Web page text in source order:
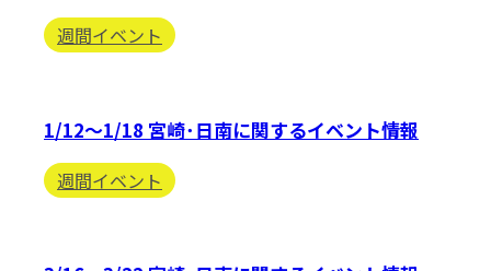
週間イベント
1/12〜1/18 宮崎･日南に関するイベント情報
週間イベント